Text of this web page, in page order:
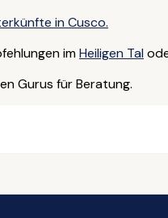
in Cusco.
imHeiligen Tal
Gurus für Beratung.